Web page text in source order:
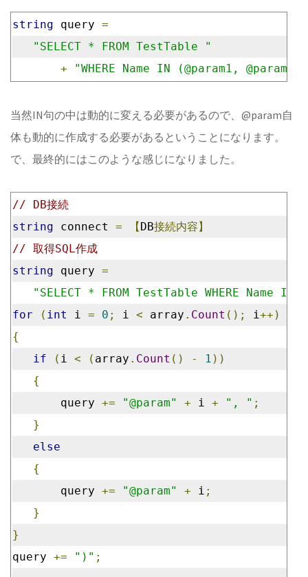
string query =
"SELECT * FROM TestTable "
+
"WHERE Name IN (@param1,
当然IN句の中は動的に変える必要があるので、@param自
体も動的に作成する必要があるということになります。
で、最終的にはこのような感じになりました。
// DB接続
string connect = 【DB接続内容】
// 取得SQL作成
string query =
"SELECT * FROM TestTable WHERE Name
for
( int i = 0 ; i < array . Count (); i++)
{
if
( i < ( array . Count () - 1 ))
{
query += "@param" + i + ", " ;
}
else
{
query += "@param" + i ;
}
}
query += ")" ;